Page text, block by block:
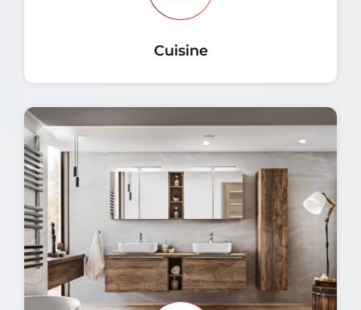
Cuisine